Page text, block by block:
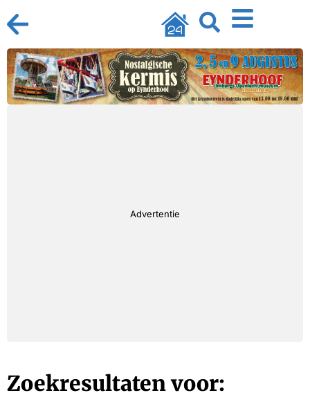
Advertentie
Zoekresultaten voor: